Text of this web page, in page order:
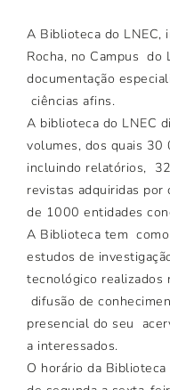
A Biblioteca do LNEC,
Rocha, no Campus do
documentação
ciências afins.
A biblioteca do LNEC
volumes, dos quais 30
incluindo relatórios,
revistas adquiridas por
de 1000 entidades
A Biblioteca tem
estudos de
tecnológico realizados
difusão de
presencial do seu
a interessados.
O horário da